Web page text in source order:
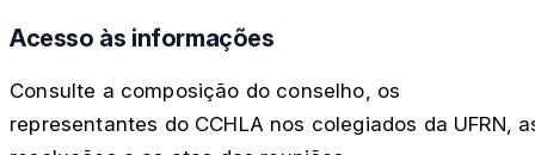
Acesso às informações
Consulte a composição do conselho, os
representantes do CCHLA nos colegiados da UFRN,